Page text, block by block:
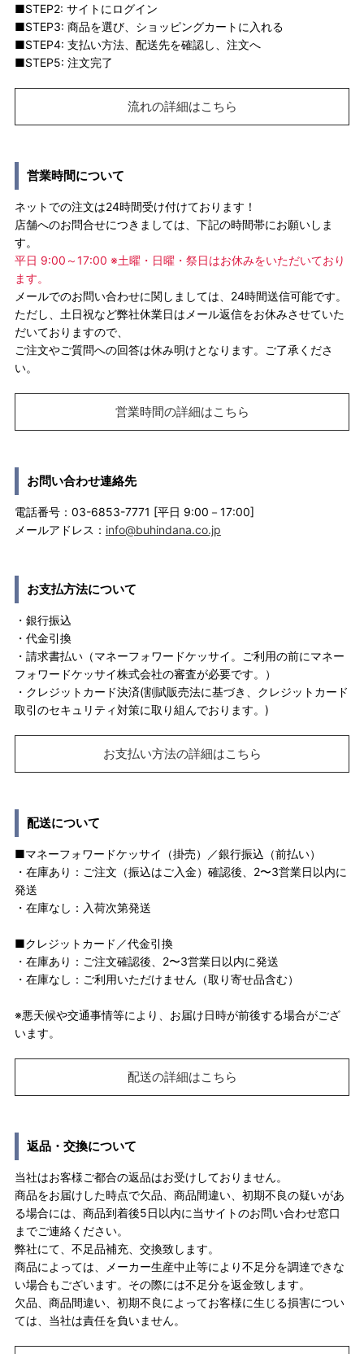
■STEP2: サイトにログイン
■STEP3: 商品を選び、ショッピングカートに入れる
■STEP4: 支払い方法、配送先を確認し、注文へ
■STEP5: 注文完了
流れの詳細はこちら
営業時間について
ネットでの注文は24時間受け付けております！
店舗へのお問合せにつきましては、下記の時間帯にお願いしま
す。
平日 9:00～17:00 ※土曜・日曜・祭日はお休みをいただいており
ます。
メールでのお問い合わせに関しましては、24時間送信可能です。
ただし、土日祝など弊社休業日はメール返信をお休みさせていた
だいておりますので、
ご注文やご質問への回答は休み明けとなります。ご了承くださ
い。
営業時間の詳細はこちら
お問い合わせ連絡先
電話番号：03-6853-7771 [平日 9:00－17:00]
メールアドレス： info@buhindana.co.jp
お支払方法について
・銀行振込
・代金引換
・請求書払い（マネーフォワードケッサイ。ご利用の前にマネー
フォワードケッサイ株式会社の審査が必要です。）
・クレジットカード決済(割賦販売法に基づき、クレジットカード
取引のセキュリティ対策に取り組んでおります。)
お支払い方法の詳細はこちら
配送について
■マネーフォワードケッサイ（掛売）／銀行振込（前払い）
・在庫あり：ご注文（振込はご入金）確認後、2〜3営業日以内に
発送
・在庫なし：入荷次第発送
■クレジットカード／代金引換
・在庫あり：ご注文確認後、2〜3営業日以内に発送
・在庫なし：ご利用いただけません（取り寄せ品含む）
※悪天候や交通事情等により、お届け日時が前後する場合がござ
います。
配送の詳細はこちら
返品・交換について
当社はお客様ご都合の返品はお受けしておりません。
商品をお届けした時点で欠品、商品間違い、初期不良の疑いがあ
る場合には、商品到着後5日以内に当サイトのお問い合わせ窓口
までご連絡ください。
弊社にて、不足品補充、交換致します。
商品によっては、メーカー生産中止等により不足分を調達できな
い場合もございます。その際には不足分を返金致します。
欠品、商品間違い、初期不良によってお客様に生じる損害につい
ては、当社は責任を負いません。